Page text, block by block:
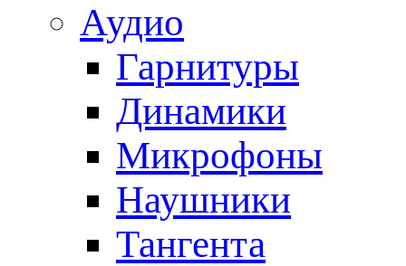
Аудио
Гарнитуры
Динамики
Микрофоны
Наушники
Тангента